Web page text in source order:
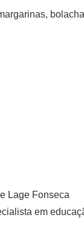
Lage Fonseca
em